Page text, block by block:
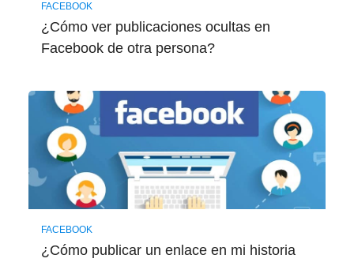
FACEBOOK
¿Cómo ver publicaciones ocultas en
Facebook de otra persona?
FACEBOOK
¿Cómo publicar un enlace en mi historia